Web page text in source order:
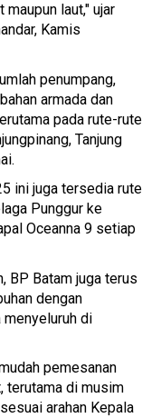
laut," ujar
Kamis
penumpang,
armada dan
pada rute-rute
Tanjung
ini juga tersedia rute
Punggur ke
Oceanna 9 setiap
BP Batam juga terus
dengan
di
pemesanan
terutama di musim
arahan Kepala